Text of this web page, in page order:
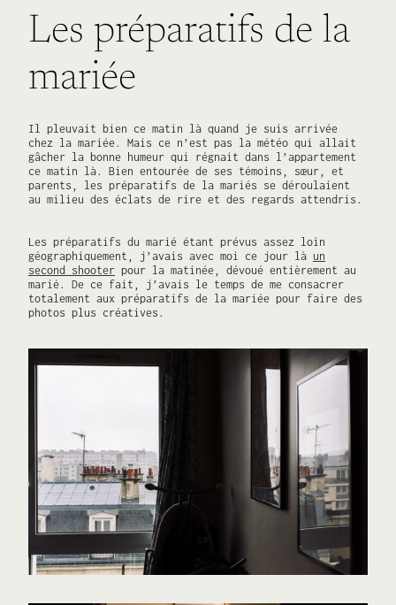
Les préparatifs de la
mariée
Il pleuvait bien ce matin là quand je suis arrivée
chez la mariée. Mais ce n’est pas la météo qui allait
gâcher la bonne humeur qui régnait dans l’appartement
ce matin là. Bien entourée de ses témoins, sœur, et
parents, les préparatifs de la mariés se déroulaient
au milieu des éclats de rire et des regards attendris.
Les préparatifs du marié étant prévus assez loin
géographiquement, j’avais avec moi ce jour là un
second shooter pour la matinée, dévoué entièrement au
marié. De ce fait, j’avais le temps de me consacrer
totalement aux préparatifs de la mariée pour faire des
photos plus créatives.